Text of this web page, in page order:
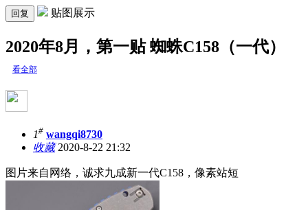
回复 贴图展示
2020年8月，第一贴 蜘蛛C158（一代）
看全部
1# wangqi8730
收藏2020-8-22 21:32
图片来自网络，诚求九成新一代C158，像素站短